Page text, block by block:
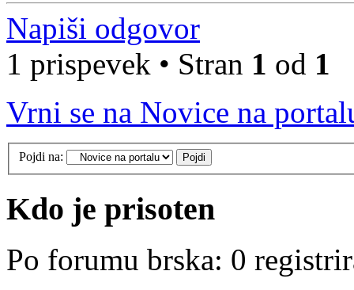
Napiši odgovor
1 prispevek • Stran 1 od 1
Vrni se na Novice na
Pojdi na:
Kdo je prisoten
Po forumu brska: 0